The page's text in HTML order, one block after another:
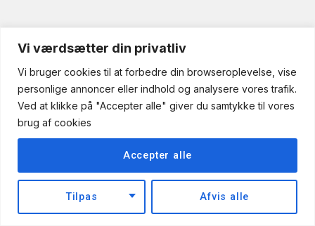
Vi værdsætter din privatliv
Vi bruger cookies til at forbedre din browseroplevelse, vise
personlige annoncer eller indhold og analysere vores trafik.
Ved at klikke på "Accepter alle" giver du samtykke til vores
brug af cookies
Tilpas Afvis alle
Accepter alle